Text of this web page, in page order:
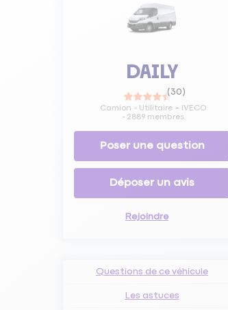
DAILY
(30)
Camion - Utilitaire
IVECO
- 2889membres
Poser une question
Déposer un avis
Rejoindre
Questions de ce véhicule
Les astuces